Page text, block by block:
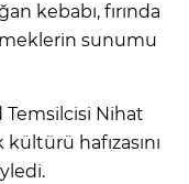
kebabı, fırında
sunumu
Temsilcisi Nihat
hafızasını